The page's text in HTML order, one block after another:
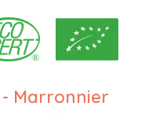
- Marronnier